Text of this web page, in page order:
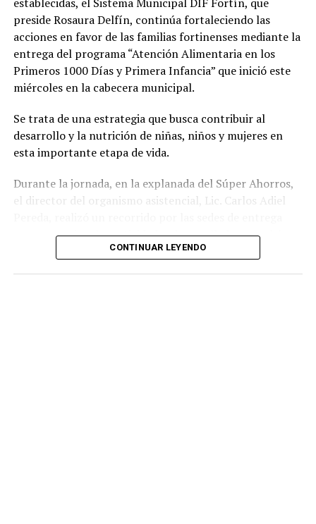
preside Rosaura Delfín, continúa fortaleciendo las
acciones en favor de las familias fortinenses mediante la
entrega del programa “Atención Alimentaria en los
Primeros 1000 Días y Primera Infancia” que inició este
miércoles en la cabecera municipal.
Se trata de una estrategia que busca contribuir al
desarrollo y la nutrición de niñas, niños y mujeres en
esta importante etapa de vida.
Durante la jornada, en la explanada del Súper Ahorros,
el director del organismo asistencial, Lic. Carlos Adiel
para supervisar las actividades desarrolladas por el área
de Plan Alimentario, reconociendo el compromiso y la
CONTINUAR LEYENDO